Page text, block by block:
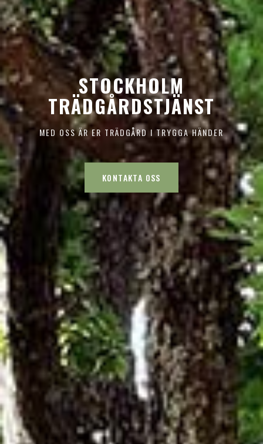
STOCKHOLM
TRÄDGÅRDSTJÄNST
MED OSS ÄR ER TRÄDGÅRD I TRYGGA HÄNDER
KONTAKTA OSS